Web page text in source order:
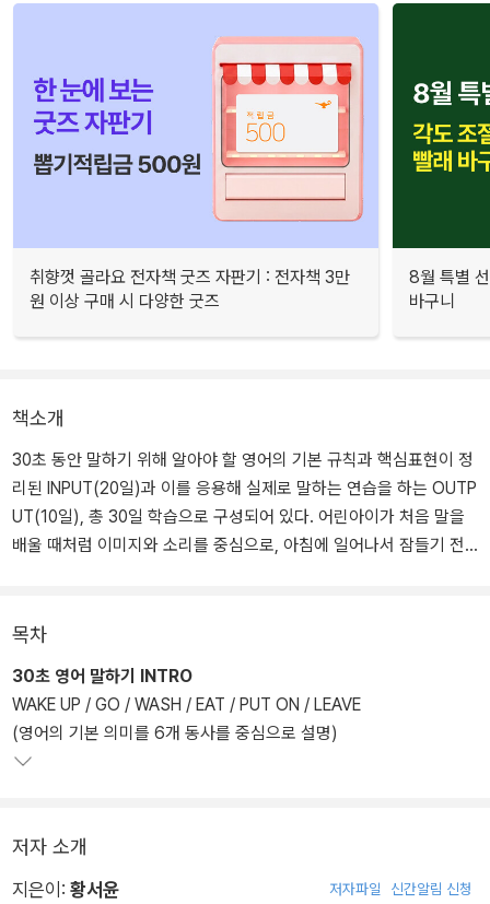
취향껏 골라요 전자책 굿즈 자판기 : 전자책 3만
원 이상 구매 시 다양한 굿즈
8월 특별
바구니
책소개
30초 동안 말하기 위해 알아야 할 영어의 기본 규칙과 핵심표현이 정
리된 INPUT(20일)과 이를 응용해 실제로 말하는 연습을 하는 OUTP
UT(10일), 총 30일 학습으로 구성되어 있다. 어린아이가 처음 말을
배울 때처럼 이미지와 소리를 중심으로, 아침에 일어나서 잠들기 전
상으로 영어 스피킹 실력이 향상된다.
개정판에서는 실제 스피킹 프로세스를 100% 구현한 ‘끊어 듣기’와
‘끊어 말하기’로 더욱 강력한 훈련 효과를 자랑하고 있다. 또한, 그동
안 독자들이 보낸 다양한 문의와 요청사항을 적극 반영하여 내용과
구성을 새롭게 개편하였다. 특히 표현의 미묘한 뉘앙스 차이를 알아
는 영어 스피킹 학습이 가능해졌다.
목차
30초 영어 말하기 INTRO
WAKE UP / GO / WASH / EAT / PUT ON / LEAVE
(영어의 기본 의미를 6개 동사를 중심으로 설명)
저자 소개
지은이: 황서윤 저자파일 신간알림 신청